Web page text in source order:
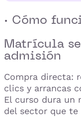
· Cómo
Matrícula
admisión
Compra directa:
clics y arrancas
El curso dura un
del sector que te